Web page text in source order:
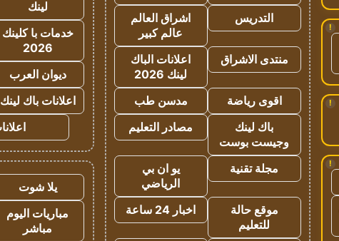
!
!
!
التدريس
اشراق العالم
عالم كبير
منتدى الاشراق
اعلانات الباك
لينك 2026
اقوى رياضة
مدسن طب
باك لينك
وجيست بوست
مصادر التعليم
مجلة تقنية
يو ان بي
الرياضي
موقع حالة
للتعليم
اخبار 24 ساعة
لينك
خدمات با كلينك
2026
ديوان العرب
اعلانات باك لينك
يلا شوت
مباريات اليوم
مباشر